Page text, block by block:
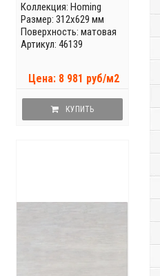
Коллекция: Homing
Размер: 312x629 мм
Поверхность: матовая
Артикул: 46139
Цена: 8 981 руб/м2
КУПИТЬ